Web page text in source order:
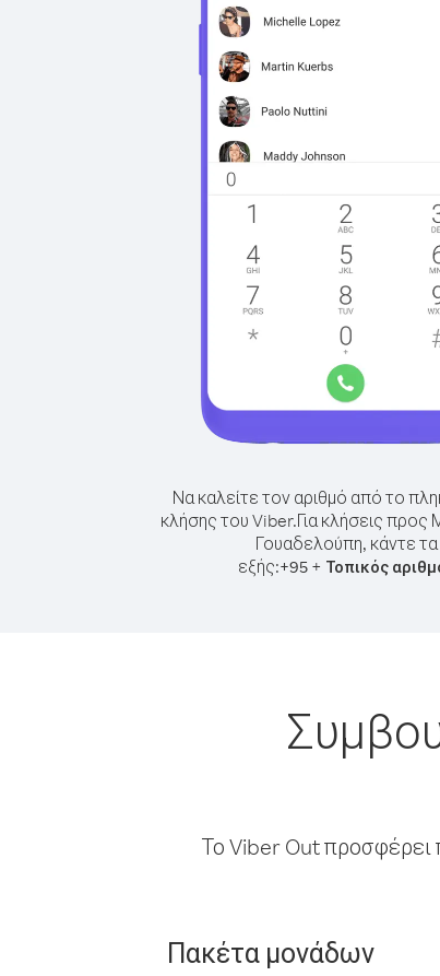
Να καλείτε τον αριθμό από το
κλήσης του Viber.Για κλήσεις προς
Γουαδελούπη, κάντε τα
εξής:+95+ Τοπικός
Το Viber Out προσφέρει
Πακέτα μονάδων